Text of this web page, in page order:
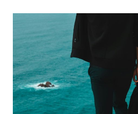
Dilemma
01 mrt. 2026 3 min leestijd Members